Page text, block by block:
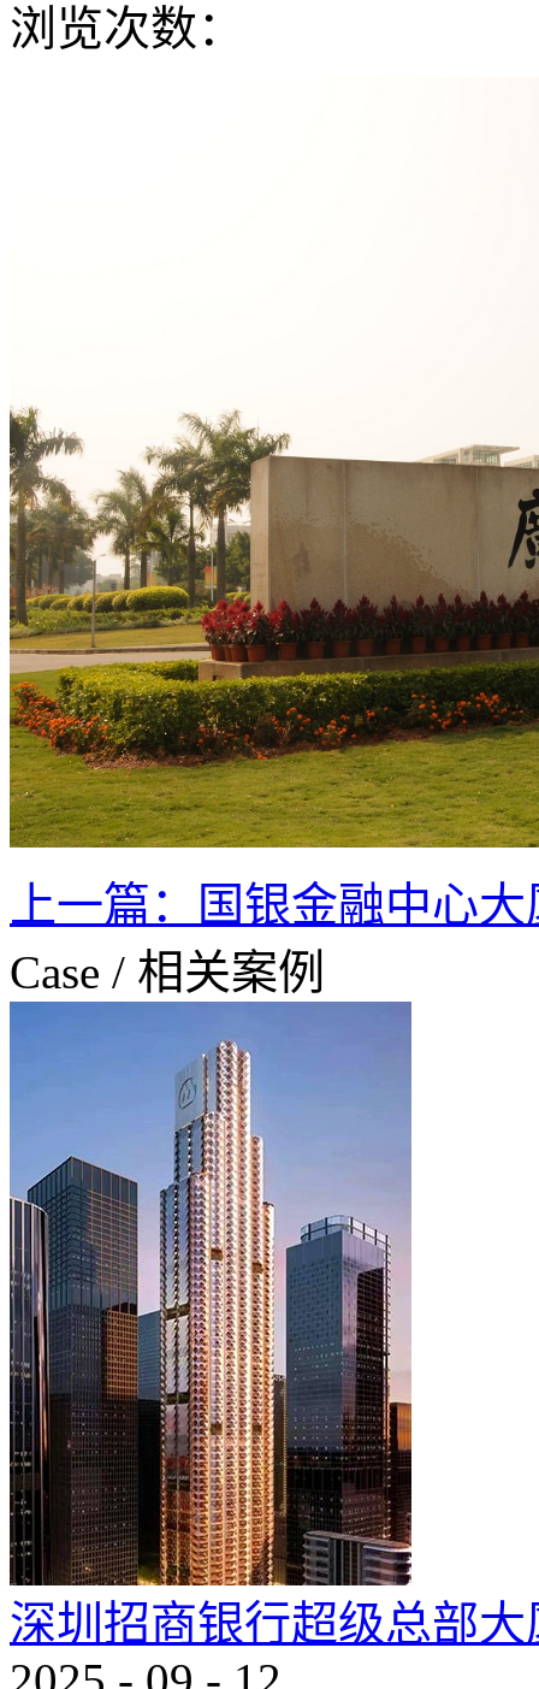
浏览次数：
上一篇：
国银金融中心大
Case / 相关案例
深圳招商银行超级总部大